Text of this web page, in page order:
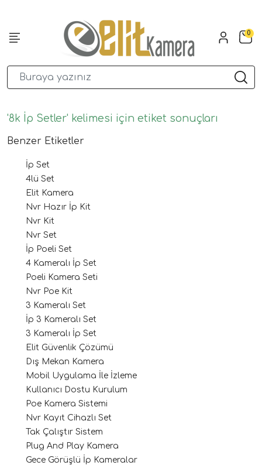
0
'8k İp Setler' kelimesi için etiket sonuçları
Benzer Etiketler
İp Set
4lü Set
Elit Kamera
Nvr Hazır İp Kit
Nvr Kit
Nvr Set
İp Poeli Set
4 Kameralı İp Set
Poeli Kamera Seti
Nvr Poe Kit
3 Kameralı Set
İp 3 Kameralı Set
3 Kameralı İp Set
Elit Güvenlik Çözümü
Dış Mekan Kamera
Mobil Uygulama İle İzleme
Kullanıcı Dostu Kurulum
Poe Kamera Sistemi
Nvr Kayıt Cihazlı Set
Tak Çalıştır Sistem
Plug And Play Kamera
Gece Görüşlü İp Kameralar